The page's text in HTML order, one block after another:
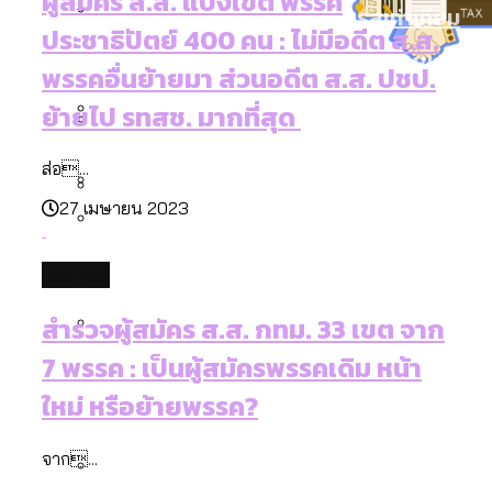
ทำอะไรบ้าง
คอนเสิร์ตและแฟนมีตติ้งในไทยจำนวน 526
งาน ตั้งแต่ปี 2023-2024
ลักษณ์แบบไหนสู่สายตาโลก
Bangkok Index 2025
สำรวจงบประมาณรายเขตในกรุงเทพฯ
ผ่าน Bangkok Index 2025
กรุงเทพฯ เมืองสังคมผู้สูงอายุ : 36 เขตมี
คนตายมากกว่าคนเกิด 18 เขตเป็นสังคมผู้
สูงอายุระดับสุดยอด
ของ 50 เขตในกรุงเทพฯ
คำนำหน้านามและกฎหมายสมรสเท่าเทียม
[ข้อมูลดิบ]
สวนสาธารณะและพื้นที่สีเขียวใน กทม.
ประชาธิปัตย์ 400 คน : ไม่มีอดีต ส.ส.
พรรคอื่นย้ายมา ส่วนอดีต ส.ส. ปชป.
ย้ายไป รทสช. มากที่สุด
ส่อ...
27 เมษายน 2023
สำรวจผู้สมัคร ส.ส. กทม. 33 เขต จาก
7 พรรค : เป็นผู้สมัครพรรคเดิม หน้า
ใหม่ หรือย้ายพรรค?
จาก...